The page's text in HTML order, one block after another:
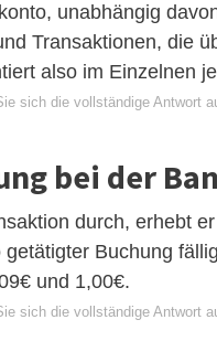
unabhängig
Transaktionen, die
also im Einzelnen
sich die vollständige Antwort
bei der
durch, erhebt
Buchung
und 1,00€.
sich die vollständige Antwort